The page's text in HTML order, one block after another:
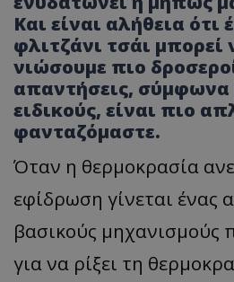
Και είναι αλήθεια ότι
φλιτζάνι τσάι μπορεί
νιώσουμε πιο
απαντήσεις, σύμφωνα
ειδικούς, είναι πιο
φανταζόμαστε.
Όταν η θερμοκρασία
εφίδρωση γίνεται ένας
βασικούς μηχανισμούς
για να ρίξει τη